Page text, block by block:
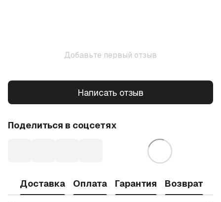
Добавьте первый отзыв
Написать отзыв
Поделиться в соцсетях
Доставка Оплата Гарантия Возврат